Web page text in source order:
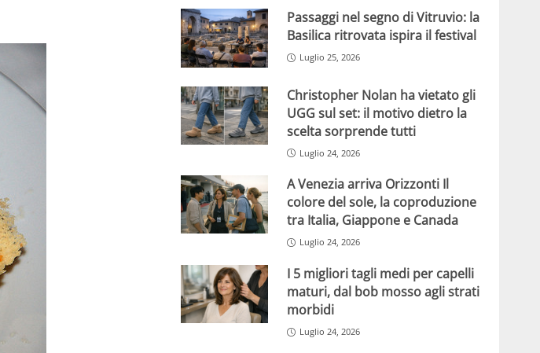
Passaggi nel segno di Vitruvio: la
Basilica ritrovata ispira il festival
Luglio 25, 2026
Christopher Nolan ha vietato gli
UGG sul set: il motivo dietro la
scelta sorprende tutti
Luglio 24, 2026
A Venezia arriva Orizzonti Il
colore del sole, la coproduzione
tra Italia, Giappone e Canada
Luglio 24, 2026
I 5 migliori tagli medi per capelli
maturi, dal bob mosso agli strati
morbidi
Luglio 24, 2026